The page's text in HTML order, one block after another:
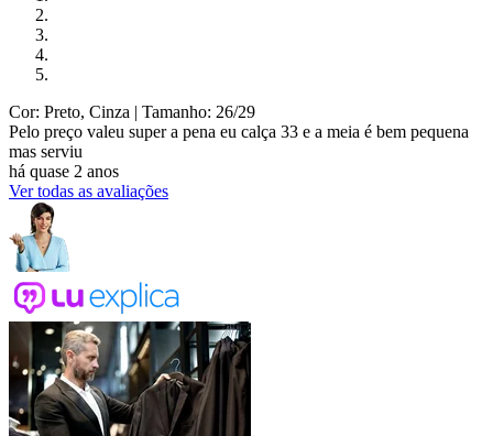
Cor: Preto, Cinza | Tamanho: 26/29
Pelo preço valeu super a pena eu calça 33 e a meia é bem pequena
mas serviu
há quase 2 anos
Ver todas as avaliações